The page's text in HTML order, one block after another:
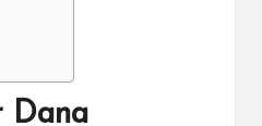
Dana